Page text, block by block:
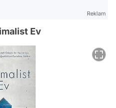
Reklam
Ev